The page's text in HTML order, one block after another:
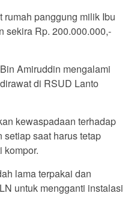
panggung milik Ibu
sekira Rp. 200.000.000,-
Amiruddin mengalami
di RSUD Lanto
kewaspadaan terhadap
saat harus tetap
kompor.
lama terpakai dan
untuk mengganti instalasi